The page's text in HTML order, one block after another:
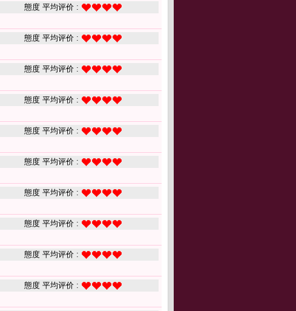
態度 平均评价 :
態度 平均评价 :
態度 平均评价 :
態度 平均评价 :
態度 平均评价 :
態度 平均评价 :
態度 平均评价 :
態度 平均评价 :
態度 平均评价 :
態度 平均评价 :